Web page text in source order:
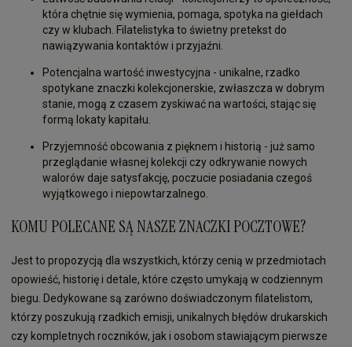
która chętnie się wymienia, pomaga, spotyka na giełdach
czy w klubach. Filatelistyka to świetny pretekst do
nawiązywania kontaktów i przyjaźni.
Potencjalna wartość inwestycyjna - unikalne, rzadko
spotykane znaczki kolekcjonerskie, zwłaszcza w dobrym
stanie, mogą z czasem zyskiwać na wartości, stając się
formą lokaty kapitału.
Przyjemność obcowania z pięknem i historią - już samo
przeglądanie własnej kolekcji czy odkrywanie nowych
walorów daje satysfakcję, poczucie posiadania czegoś
wyjątkowego i niepowtarzalnego.
KOMU POLECANE SĄ NASZE ZNACZKI POCZTOWE?
Jest to propozycją dla wszystkich, którzy cenią w przedmiotach
opowieść, historię i detale, które często umykają w codziennym
biegu. Dedykowane są zarówno doświadczonym filatelistom,
którzy poszukują rzadkich emisji, unikalnych błędów drukarskich
czy kompletnych roczników, jak i osobom stawiającym pierwsze